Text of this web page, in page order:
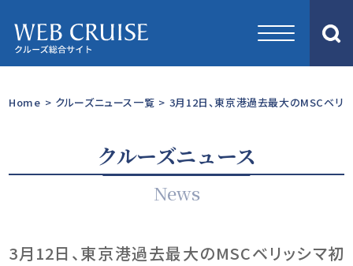
Home > クルーズニュース一覧 > 3月12日、東京港過去最大のMSCベリ
クルーズニュース
News
3月12日、東京港過去最大のMSCベリッシマ初